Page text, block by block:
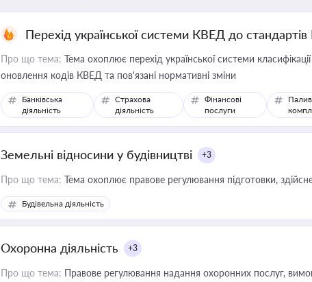
Перехід української системи КВЕД до стандартів
Про що тема: Тема охоплює перехід української системи
оновлення кодів КВЕД та пов'язані нормативні зміни
Банківська
діяльність
Страхова
діяльність
Фінансові
послуги
Земельні відносини у будівництві +3
Про що тема: Тема охоплює правове регулювання підготовки,
Будівельна діяльність
Охоронна діяльність +3
Про що тема: Правове регулювання надання охоронних послуг,